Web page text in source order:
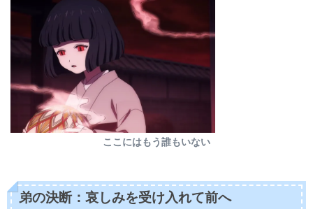
ここにはもう誰もいない
弟の決断：哀しみを受け入れて前へ